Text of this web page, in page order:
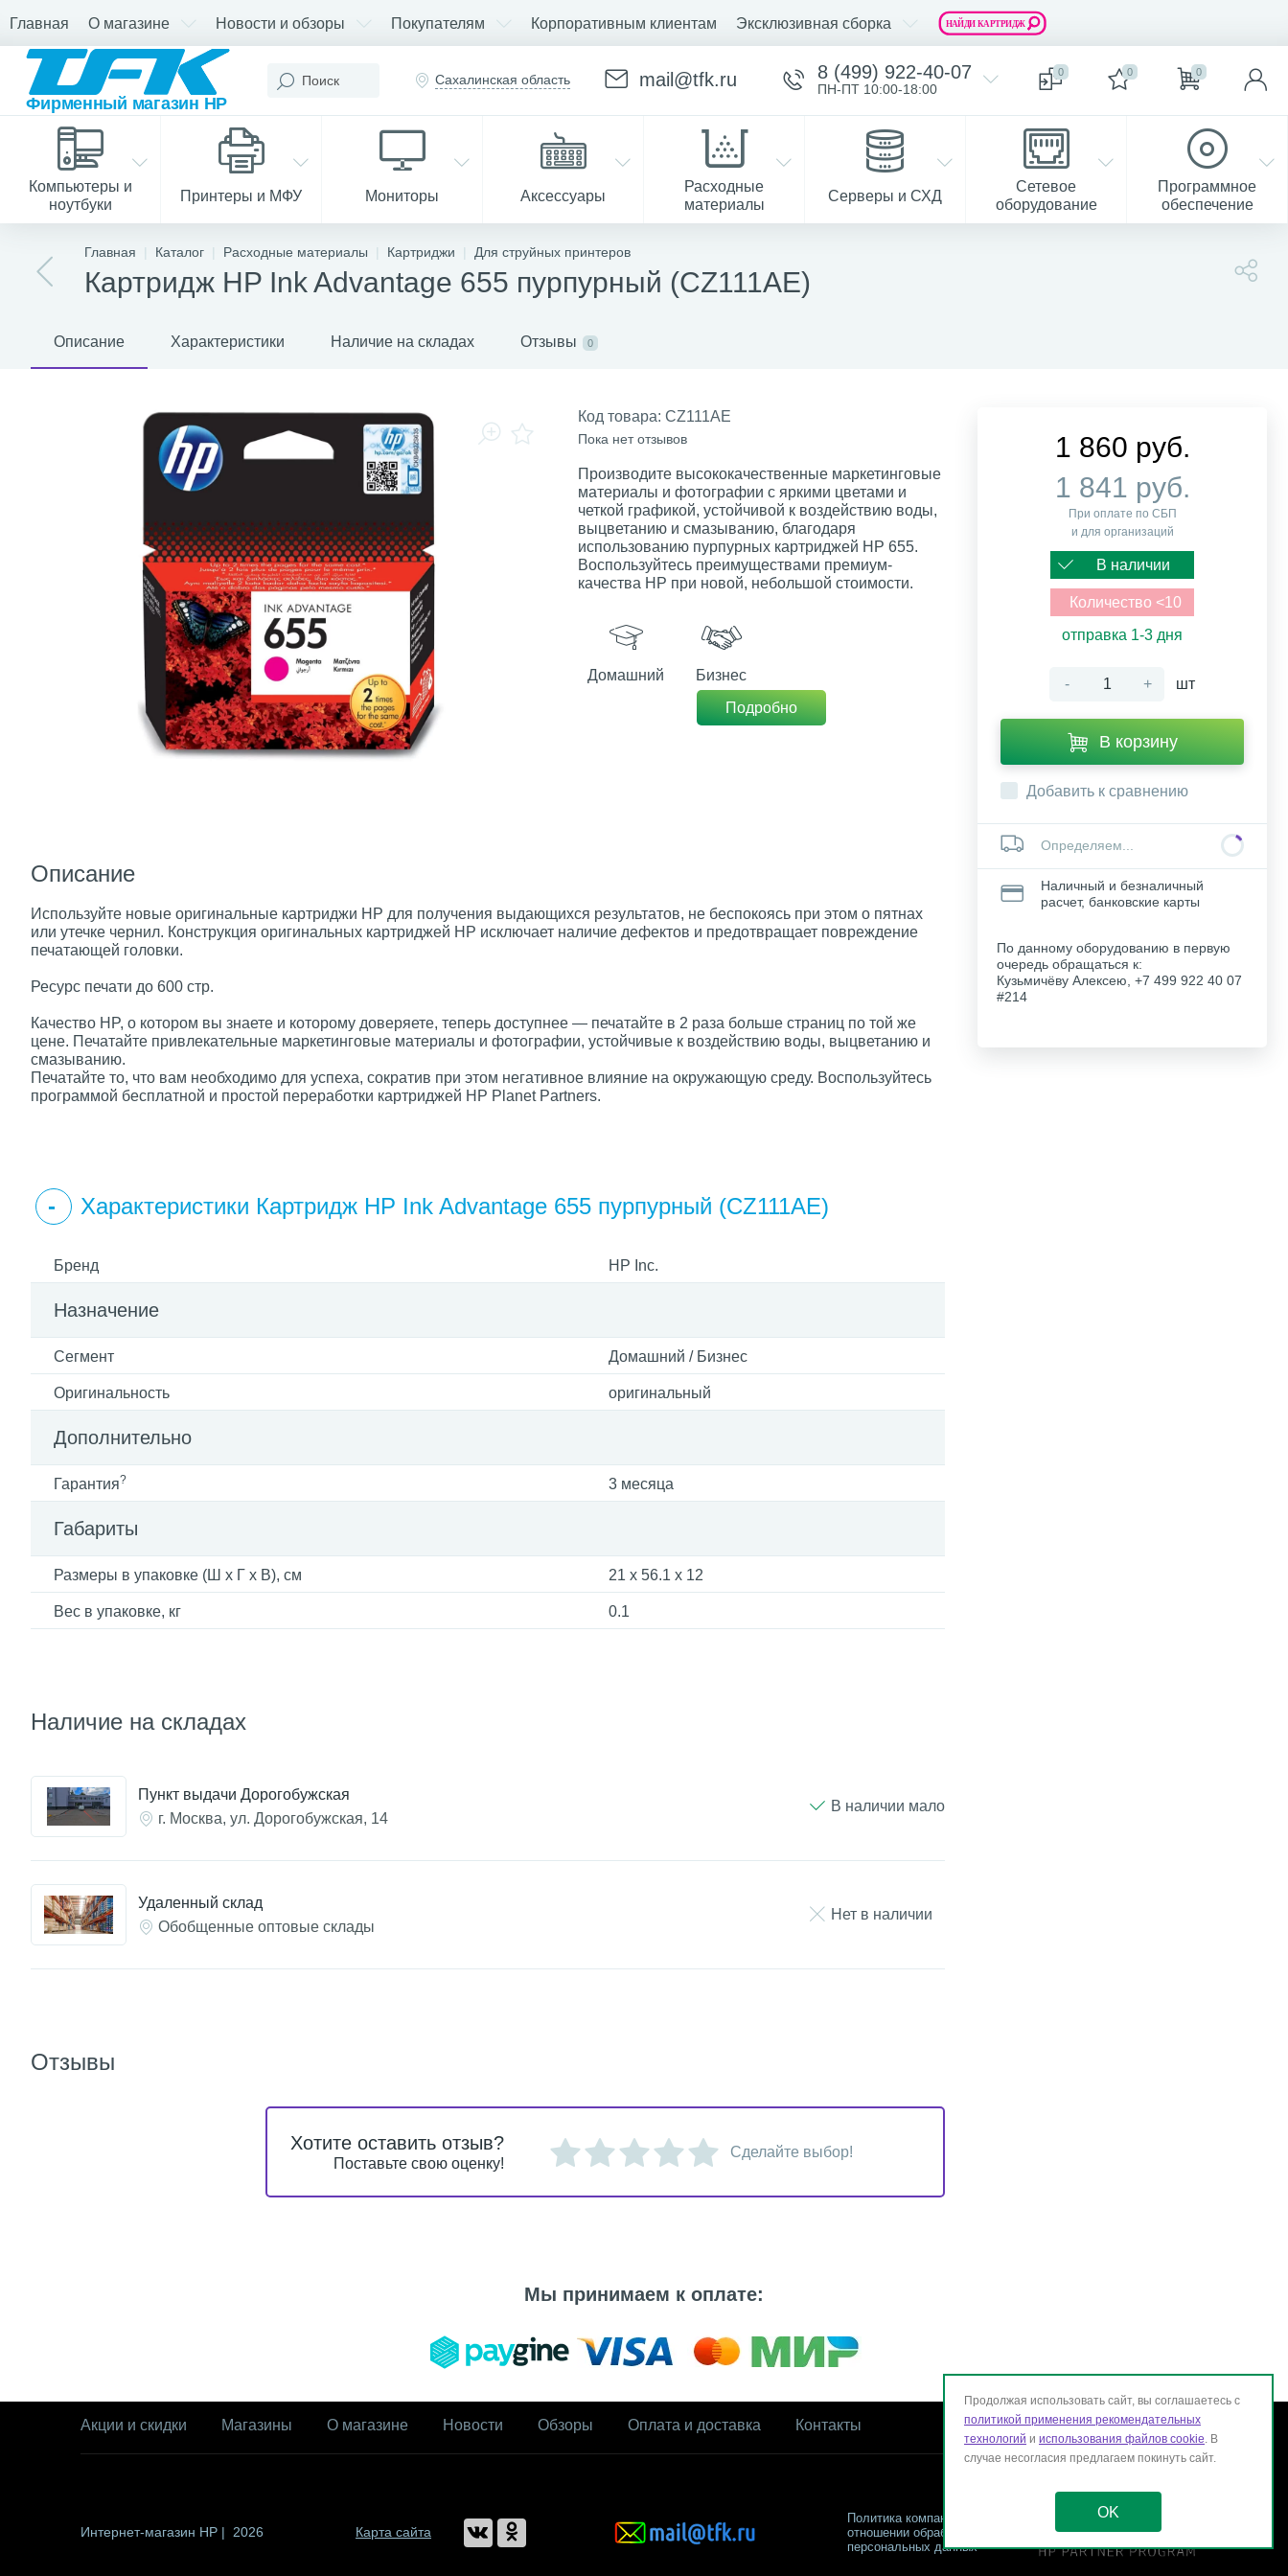
Главная О магазине Новости и обзоры Покупателям Корпоративным клиентам Эксклюзивная сборка
Сахалинская область mail@tfk.ru 8 (499) 922-40-07
ПН-ПТ 10:00-18:00
0 0 0
Компьютеры и
ноутбуки
Принтеры и МФУ Мониторы Аксессуары
Расходные
материалы
Серверы и СХД
Сетевое
оборудование
Программное
обеспечение
Запчасти
Главная Каталог Расходные материалы Картриджи Для струйных принтеров
Картридж HP Ink Advantage 655 пурпурный (CZ111AE)
Описание Характеристики Наличие на складах Отзывы 0
Код товара: CZ111AE
Пока нет отзывов
Производите высококачественные маркетинговые
материалы и фотографии с яркими цветами и
четкой графикой, устойчивой к воздействию воды,
выцветанию и смазыванию, благодаря
использованию пурпурных картриджей HP 655.
Воспользуйтесь преимуществами премиум-
качества HP при новой, небольшой стоимости.
Домашний
Бизнес
Подробно
Описание
Используйте новые оригинальные картриджи HP для получения выдающихся результатов, не беспокоясь при этом о пятнах
или утечке чернил. Конструкция оригинальных картриджей HP исключает наличие дефектов и предотвращает повреждение
печатающей головки.
Ресурс печати до 600 стр.
Качество HP, о котором вы знаете и которому доверяете, теперь доступнее — печатайте в 2 раза больше страниц по той же
цене. Печатайте привлекательные маркетинговые материалы и фотографии, устойчивые к воздействию воды, выцветанию и
смазыванию.
Печатайте то, что вам необходимо для успеха, сократив при этом негативное влияние на окружающую среду. Воспользуйтесь
программой бесплатной и простой переработки картриджей HP Planet Partners.
Характеристики Картридж HP Ink Advantage 655 пурпурный (CZ111AE)
Бренд HP Inc.
Назначение
Сегмент Домашний / Бизнес
Оригинальность оригинальный
Дополнительно
Гарантия? 3 месяца
Габариты
Размеры в упаковке (Ш x Г x В), см 21 x 56.1 x 12
Вес в упаковке, кг 0.1
Наличие на складах
Пункт выдачи Дорогобужская
г. Москва, ул. Дорогобужская, 14
В наличии мало
Удаленный склад
Обобщенные оптовые склады
Нет в наличии
1 860 руб.
1 841 руб.
При оплате по СБП
и для организаций
В наличии
Количество <10
отправка 1-3 дня
- + шт
В корзину
Добавить к сравнению
Определяем...
Наличный и безналичный
расчет, банковские карты
По данному оборудованию в первую
очередь обращаться к:
Кузьмичёву Алексею, +7 499 922 40 07
#214
Отзывы
Хотите оставить отзыв?
Поставьте свою оценку!
Сделайте выбор!
Мы принимаем к оплате:
Акции и скидки Магазины О магазине Новости Обзоры Оплата и доставка Контакты
Интернет-магазин HP | 2026 Карта сайта
Политика компании в
отношении обработки
персональных данных
Продолжая использовать сайт, вы соглашаетесь с
политикой применения рекомендательных
технологий и использования файлов cookie. В
случае несогласия предлагаем покинуть сайт.
OK